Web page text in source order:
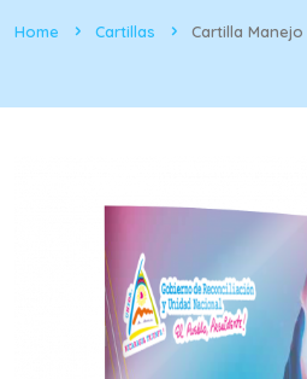
Home Cartillas Cartilla